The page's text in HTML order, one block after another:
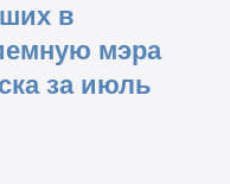
в
мэра
за июль